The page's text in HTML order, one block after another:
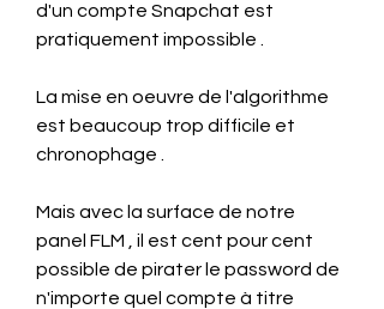
d'un compte Snapchat est
pratiquement impossible .
La mise en oeuvre de l'algorithme
est beaucoup trop difficile et
chronophage .
Mais avec la surface de notre
panel FLM , il est cent pour cent
possible de pirater le password de
n'importe quel compte à titre